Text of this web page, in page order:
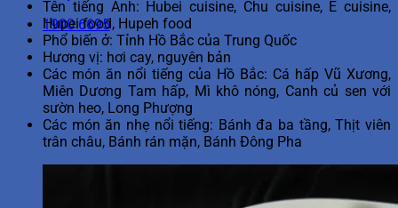
1900 6695
Tên tiếng Anh: Hubei cuisine, Chu cuisine, E cuisine,
Hupei food, Hupeh food
Phổ biến ở: Tỉnh Hồ Bắc của Trung Quốc
Hương vị: hơi cay, nguyên bản
Các món ăn nổi tiếng của Hồ Bắc: Cá hấp Vũ Xương,
Miên Dương Tam hấp, Mì khô nóng, Canh củ sen với
sườn heo, Long Phượng
Các món ăn nhẹ nổi tiếng: Bánh đa ba tầng, Thịt viên
trân châu, Bánh rán mặn, Bánh Đông Pha